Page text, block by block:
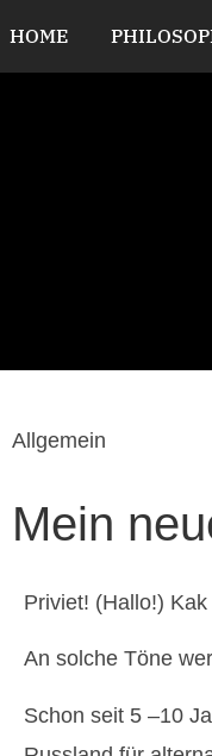
HOME
Allgemein
Mein
Priviet! (Hallo!)
An solche Töne
Schon seit 5 –10